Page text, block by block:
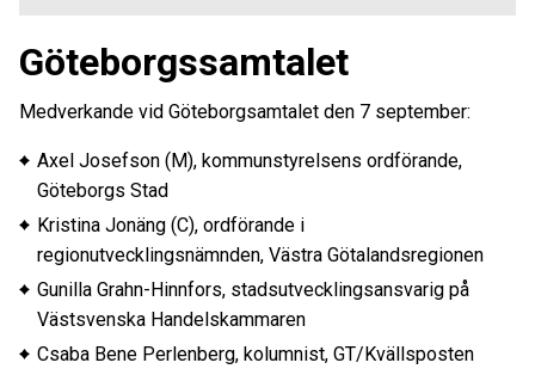
Göteborgssamtalet
Medverkande vid Göteborgsamtalet den 7 september:
Axel Josefson (M), kommunstyrelsens ordförande,
Göteborgs Stad
Kristina Jonäng (C), ordförande i
regionutvecklingsnämnden, Västra Götalandsregionen
Gunilla Grahn-Hinnfors, stadsutvecklingsansvarig på
Västsvenska Handelskammaren
Csaba Bene Perlenberg, kolumnist, GT/Kvällsposten